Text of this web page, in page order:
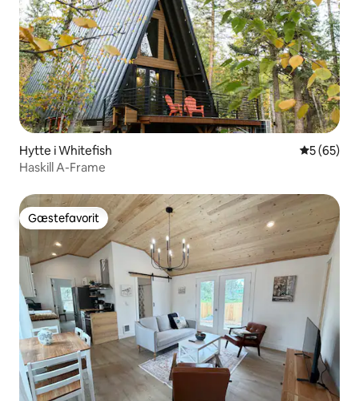
Hytte i Whitefish 5 ud af 5 i
5 (65)
Haskill A-Frame
Gæstefavorit
Gæstefavorit